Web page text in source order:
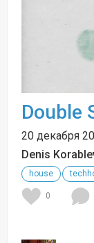
Double
20 декабря
Denis
house
0